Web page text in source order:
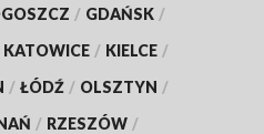
/ GDAŃSK /
KATOWICE / KIELCE /
/ ŁÓDŹ / OLSZTYN /
/ RZESZÓW /